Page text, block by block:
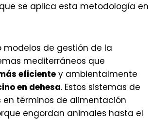
se aplica esta metodología en
de gestión de la
mediterráneos que
eficiente y ambientalmente
en dehesa. Estos sistemas de
términos de alimentación
engordan animales hasta el